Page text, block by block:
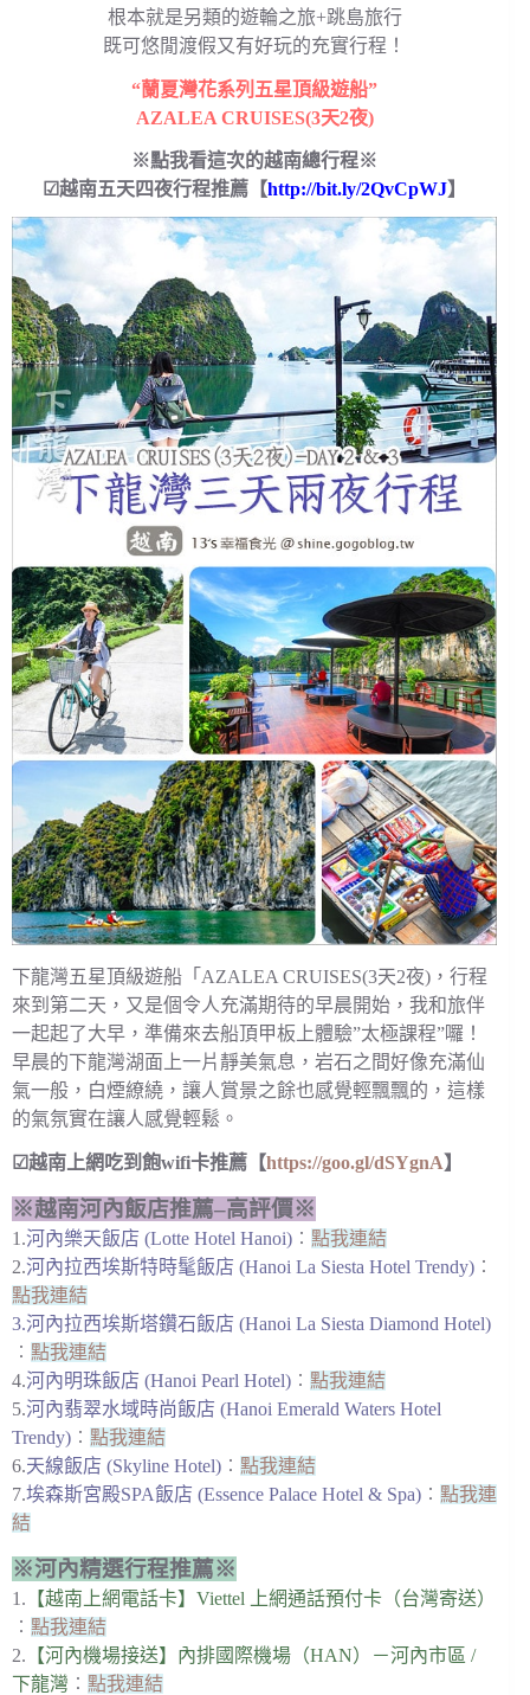
根本就是另類的遊輪之旅+跳島旅行
既可悠閒渡假又有好玩的充實行程！
“蘭夏灣花系列五星頂級遊船”
AZALEA CRUISES(3天2夜)
※點我看這次的越南總行程※
☑越南五天四夜行程推薦【http://bit.ly/2QvCpWJ】
下龍灣五星頂級遊船「AZALEA CRUISES(3天2夜)，行程
來到第二天，又是個令人充滿期待的早晨開始，我和旅伴
一起起了大早，準備來去船頂甲板上體驗”太極課程”囉！
早晨的下龍灣湖面上一片靜美氣息，岩石之間好像充滿仙
氣一般，白煙繚繞，讓人賞景之餘也感覺輕飄飄的，這樣
的氣氛實在讓人感覺輕鬆。
☑越南上網吃到飽wifi卡推薦【https://goo.gl/dSYgnA】
※越南河內飯店推薦–高評價※
1.河內樂天飯店 (Lotte Hotel Hanoi) ︰ 點我連結
2.河內拉西埃斯特時髦飯店 (Hanoi La Siesta Hotel Trendy) ︰
點我連結
3.河內拉西埃斯塔鑽石飯店 (Hanoi La Siesta Diamond Hotel)
︰ 點我連結
4.河內明珠飯店 (Hanoi Pearl Hotel) ︰ 點我連結
5.河內翡翠水域時尚飯店 (Hanoi Emerald Waters Hotel
Trendy) ︰ 點我連結
6.天線飯店 (Skyline Hotel) ︰ 點我連結
7.埃森斯宮殿SPA飯店 (Essence Palace Hotel & Spa) ︰ 點我連
結
※河內精選行程推薦※
1. 【越南上網電話卡】Viettel 上網通話預付卡（台灣寄送）
︰ 點我連結
2. 【河內機場接送】內排國際機場（HAN）－河內市區 /
下龍灣 ︰ 點我連結